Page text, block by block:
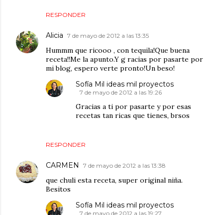
RESPONDER
Alicia 7 de mayo de 2012 a las 13:35
Hummm que ricooo , con tequila!Que buena
receta!!Me la apunto.Y g racias por pasarte por
mi blog, espero verte pronto!Un beso!
RESPONDER
Sofía Mil ideas mil proyectos
7 de mayo de 2012 a las 19:26
Gracias a ti por pasarte y por esas
recetas tan ricas que tienes, brsos
CARMEN 7 de mayo de 2012 a las 13:38
que chuli esta receta, super original niña.
Besitos
Sofía Mil ideas mil proyectos
7 de mayo de 2012 a las 19:27